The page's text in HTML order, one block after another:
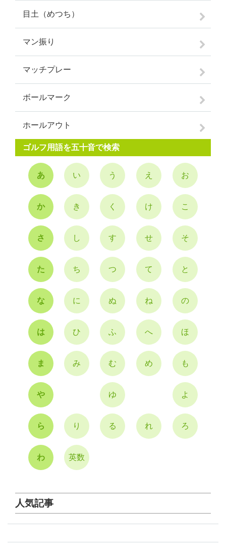
目土（めつち）
マン振り
マッチプレー
ボールマーク
ホールアウト
ゴルフ用語を五十音で検索
あ い う え お
か き く け こ
さ し す せ そ
た ち つ て と
な に ぬ ね の
は ひ ふ へ ほ
ま み む め も
や ゆ よ
ら り る れ ろ
わ 英数
人気記事